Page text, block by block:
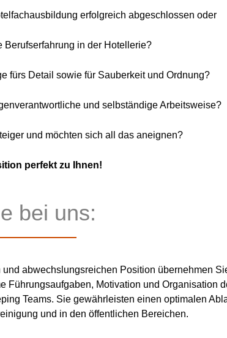
erfolgreich abgeschlossen oder
Berufserfahrung in der Hotellerie?
fürs Detail sowie für Sauberkeit und Ordnung?
und selbständige Arbeitsweise?
und möchten sich all das aneignen?
perfekt zu Ihnen!
bei uns:
und abwechslungsreichen Position übernehmen
Führungsaufgaben, Motivation und Organisation
Teams. Sie gewährleisten einen optimalen
und in den öffentlichen Bereichen.